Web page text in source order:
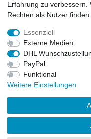
Impressum
© Copyright 2026 | Alle
Handelsgesellschaft
Alle Markennamen,
Produktbilder und
rechtmäßigen
Preise nur für
Erfahrung zu verbessern.
Rechten als Nutzer
Essenziell
Externe Medien
DHL
PayPal
Funktional
Weitere Einstellungen